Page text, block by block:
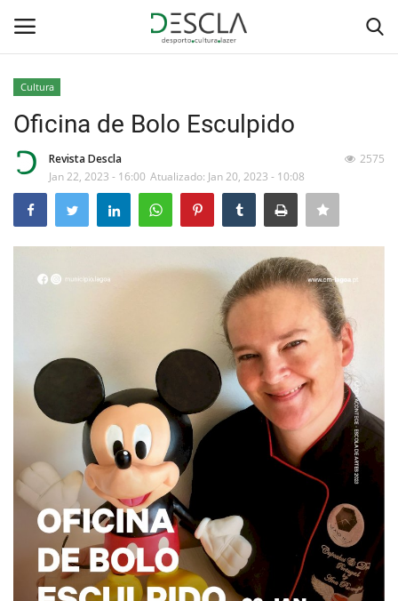
Home
...by Descla
Desporto
Educação
Estatuto Editorial
Saúde
Ficha técnica
Cultura
Cultura
Oficina de Bolo Esculpido
Revista Descla
Jan 22, 2023 - 16:00 Atualizado: Jan 20, 2023 - 10:08
2575